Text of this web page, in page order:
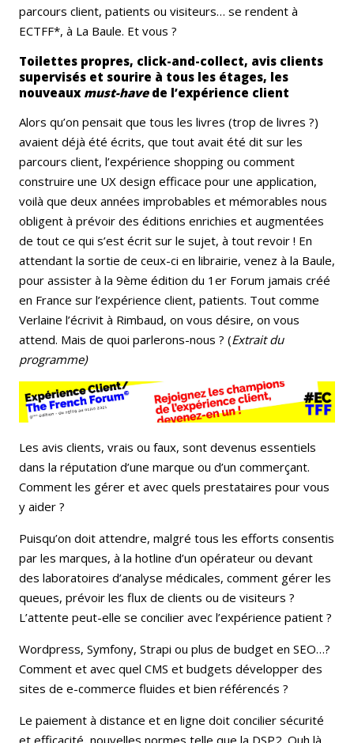
parcours client, patients ou visiteurs… se rendent à
ECTFF*, à La Baule. Et vous ?
Toilettes propres, click-and-collect, avis clients
supervisés et sourire à tous les étages, les
nouveaux must-havede l’expérience client
Alors qu’on pensait que tous les livres (trop de livres ?)
avaient déjà été écrits, que tout avait été dit sur les
parcours client, l’expérience shopping ou comment
construire une UX design efficace pour une application,
voilà que deux années improbables et mémorables nous
obligent à prévoir des éditions enrichies et augmentées
de tout ce qui s’est écrit sur le sujet, à tout revoir ! En
attendant la sortie de ceux-ci en librairie, venez à la Baule,
pour assister à la 9ème édition du 1er Forum jamais créé
en France sur l’expérience client, patients. Tout comme
Verlaine l’écrivit à Rimbaud, on vous désire, on vous
attend. Mais de quoi parlerons-nous ? (Extrait du
programme)
Les avis clients, vrais ou faux, sont devenus essentiels
dans la réputation d’une marque ou d’un commerçant.
Comment les gérer et avec quels prestataires pour vous
y aider ?
Puisqu’on doit attendre, malgré tous les efforts consentis
par les marques, à la hotline d’un opérateur ou devant
des laboratoires d’analyse médicales, comment gérer les
queues, prévoir les flux de clients ou de visiteurs ?
L’attente peut-elle se concilier avec l’expérience patient ?
Wordpress, Symfony, Strapi ou plus de budget en SEO…?
Comment et avec quel CMS et budgets développer des
sites de e-commerce fluides et bien référencés ?
Le paiement à distance et en ligne doit concilier sécurité
et efficacité, nouvelles normes telle que la DSP2. Ouh là